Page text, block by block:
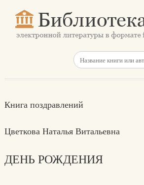
Книга поздравлений
Цветкова Наталья Витальевна
ДЕНЬ РОЖДЕНИЯ